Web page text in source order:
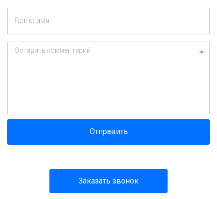
Ваше имя
Оставить комментарий
Отправить
Заказать звонок